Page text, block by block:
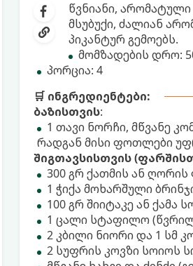
წვნიანი,
მსუბუქი, ძალიან
პიკანტურ გემოებს.
მომზადების დრო:
პორცია: 4
🛒 ინგრედიენტები:
ბაზისთვის:
1 თავი ნორჩი, მწვანე
რადგან მისი ფოთლები
შიგთავსისთვის
300 გრ ქათმის ან ღორის
1 ჭიქა მოხარშული
100 გრ შიიტაკე ან
1 ცალი სტაფილო
2 კბილი ნიორი და 1 სმ
2 სუფრის კოვზი სოიოს